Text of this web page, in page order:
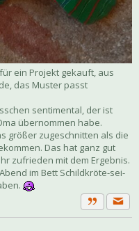
ein Projekt gekauft, aus
das Muster passt
sentimental, der ist
übernommen habe.
größer zugeschnitten als die
Das hat ganz gut
zufrieden mit dem Ergebnis.
im Bett Schildkröte-sei-
Zitat